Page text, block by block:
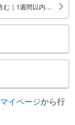
価格未定を含む｜建築条件付き土地を含む｜1週間以内公開
マイページから行